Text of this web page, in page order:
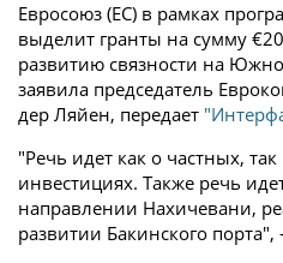
Евросоюз (ЕС) в рамках
выделит гранты на сумму
развитию связности на
заявила председатель
дер Ляйен, передает
"Речь идет как о частных,
инвестициях. Также речь
направлении Нахичевани,
развитии Бакинского порта",